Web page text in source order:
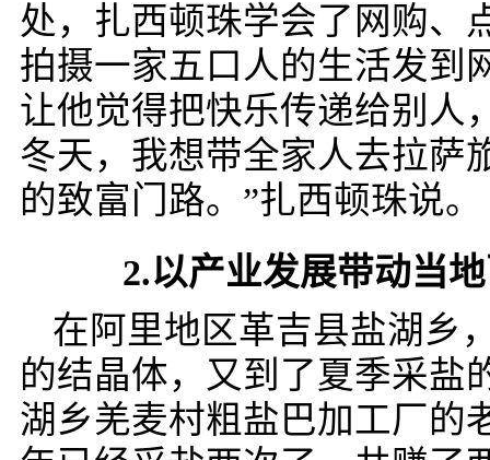
处，扎西顿珠学会了网购、
拍摄一家五口人的生活发到
让他觉得把快乐传递给别人
冬天，我想带全家人去拉萨
的致富门路。”扎西顿珠说。
2.以产业发展带动当地
在阿里地区革吉县盐湖乡
的结晶体，又到了夏季采盐
湖乡羌麦村粗盐巴加工厂的